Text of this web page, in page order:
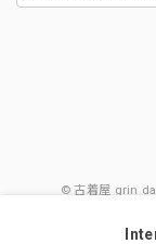
© 古着屋 grin